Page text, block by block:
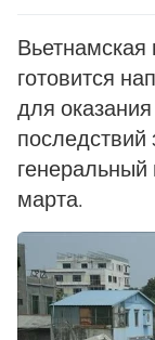
готовится
для
марта.